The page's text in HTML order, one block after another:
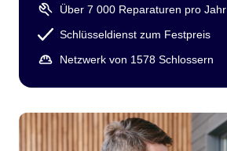
Über 7 000 Reparaturen pro Jahr
Schlüsseldienst zum Festpreis
Netzwerk von 1578 Schlossern